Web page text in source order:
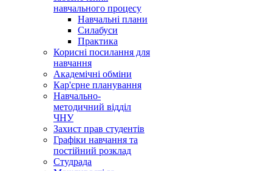
навчального процесу
Навчальні плани
Силабуси
Практика
Корисні посилання для
навчання
Академічні обміни
Кар'єрне планування
Навчально-
методичний відділ
ЧНУ
Захист прав студентів
Графіки навчання та
постійний розклад
Студрада